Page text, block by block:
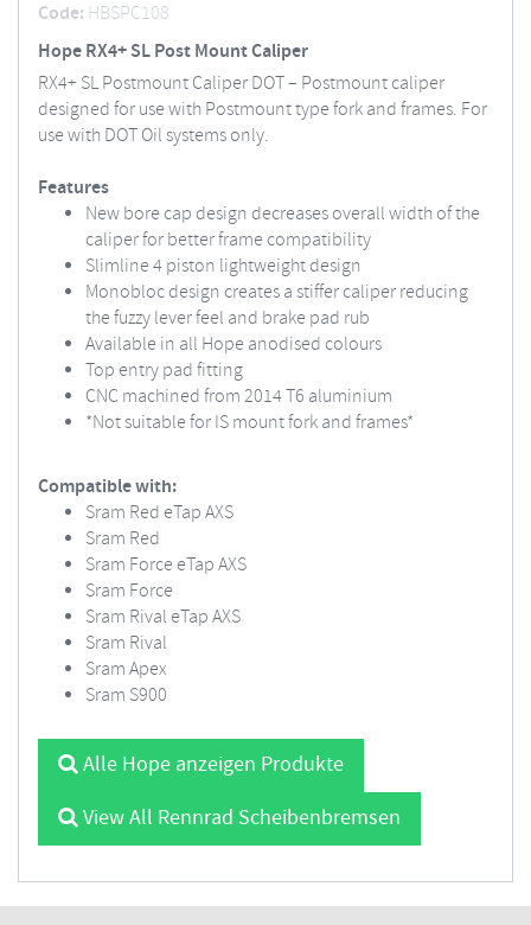
Code: HBSPC108
Hope RX4+ SL Post Mount Caliper
RX4+ SL Postmount Caliper DOT – Postmount caliper
designed for use with Postmount type fork and frames. For
use with DOT Oil systems only.
Features
New bore cap design decreases overall width of the
caliper for better frame compatibility
Slimline 4 piston lightweight design
Monobloc design creates a stiffer caliper reducing
the fuzzy lever feel and brake pad rub
Available in all Hope anodised colours
Top entry pad fitting
CNC machined from 2014 T6 aluminium
*Not suitable for IS mount fork and frames*
Compatible with:
Sram Red eTap AXS
Sram Red
Sram Force eTap AXS
Sram Force
Sram Rival eTap AXS
Sram Rival
Sram Apex
Sram S900
Alle Hope anzeigen Produkte
View All Rennrad Scheibenbremsen